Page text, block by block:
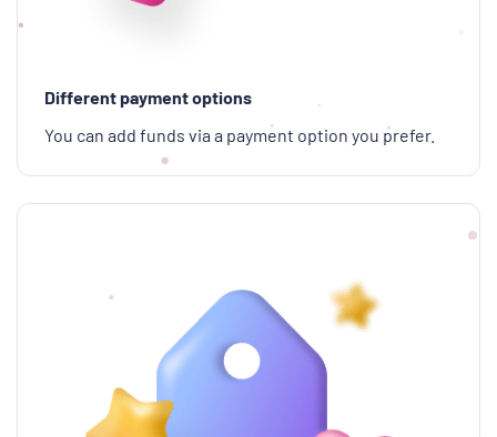
Different payment options
You can add funds via a payment option you prefer.